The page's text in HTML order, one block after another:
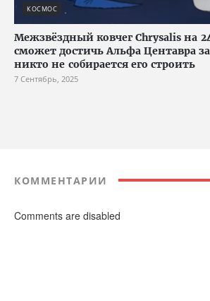
КОСМОС
Межзвёздный ковчег Chrysalis на
сможет достичь Альфа Центавра
никто не собирается его строить
7 Сентябрь, 2025
КОММЕНТАРИИ
Comments are disabled